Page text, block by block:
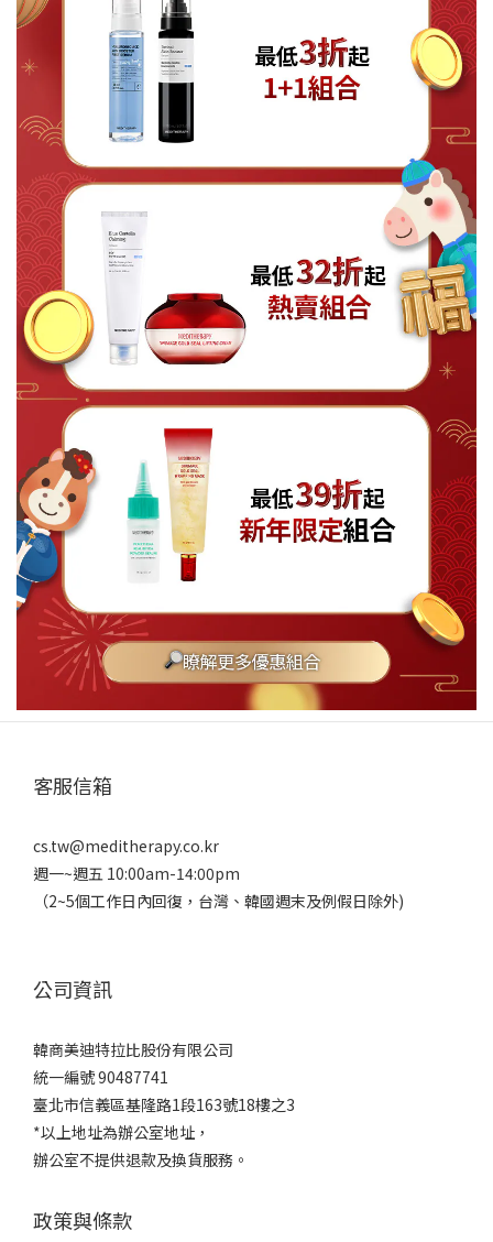
客服信箱
cs.tw@meditherapy.co.kr
週一~週五 10:00am-14:00pm
（2~5個工作日內回復，台灣、韓國週末及例假日除外)
公司資訊
韓商美迪特拉比股份有限公司
統一編號 90487741
臺北市信義區基隆路1段163號18樓之3
*以上地址為辦公室地址，
辦公室不提供退款及換貨服務。
政策與條款